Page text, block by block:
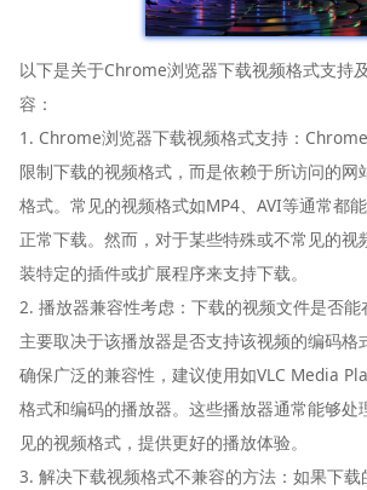
以下是关于Chrome浏览器下载视频格式支持
容：
1. Chrome浏览器下载视频格式支持：
限制下载的视频格式，而是依赖于所访问的网
格式。常见的视频格式如MP4、AVI等通常都
正常下载。然而，对于某些特殊或不常见的视
装特定的插件或扩展程序来支持下载。
2. 播放器兼容性考虑：下载的视频文件是否能
主要取决于该播放器是否支持该视频的编码格
确保广泛的兼容性，建议使用如VLC Media
格式和编码的播放器。这些播放器通常能够处
见的视频格式，提供更好的播放体验。
3. 解决下载视频格式不兼容的方法：如果下